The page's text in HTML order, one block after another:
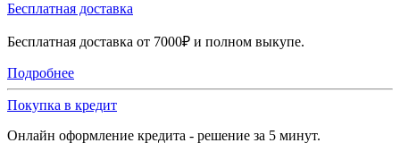
Бесплатная доставка
Бесплатная доставка от 7000₽ и полном выкупе.
Подробнее
Покупка в кредит
Онлайн оформление кредита - решение за 5 минут.